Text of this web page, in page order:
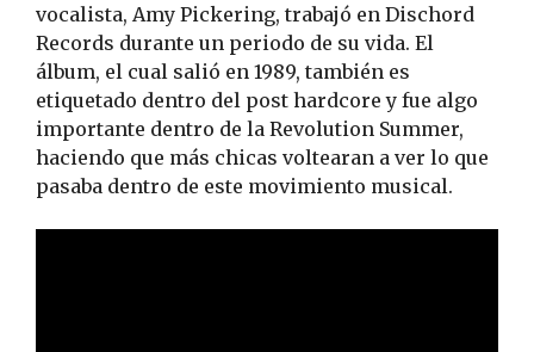
vocalista, Amy Pickering, trabajó en Dischord
Records durante un periodo de su vida. El
álbum, el cual salió en 1989, también es
etiquetado dentro del post hardcore y fue algo
importante dentro de la Revolution Summer,
haciendo que más chicas voltearan a ver lo que
pasaba dentro de este movimiento musical.